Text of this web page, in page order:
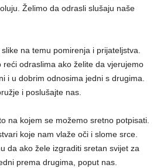
Želimo da odrasli slušaju naše
na temu pomirenja i prijateljstva.
reći odraslima ako želite da vjerujemo
i u dobrim odnosima jedni s drugima.
i poslušajte nas.
na kojem se možemo sretno potpisati.
koje nam vlaže oči i slome srce.
da ako žele izgraditi sretan svijet za
prema drugima, poput nas.